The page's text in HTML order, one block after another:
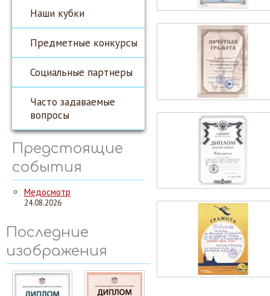
Наши кубки
Предметные конкурсы
Социальные партнеры
Часто задаваемые
вопросы
Предстоящие
события
Медосмотр
24.08.2026
Последние
изображения